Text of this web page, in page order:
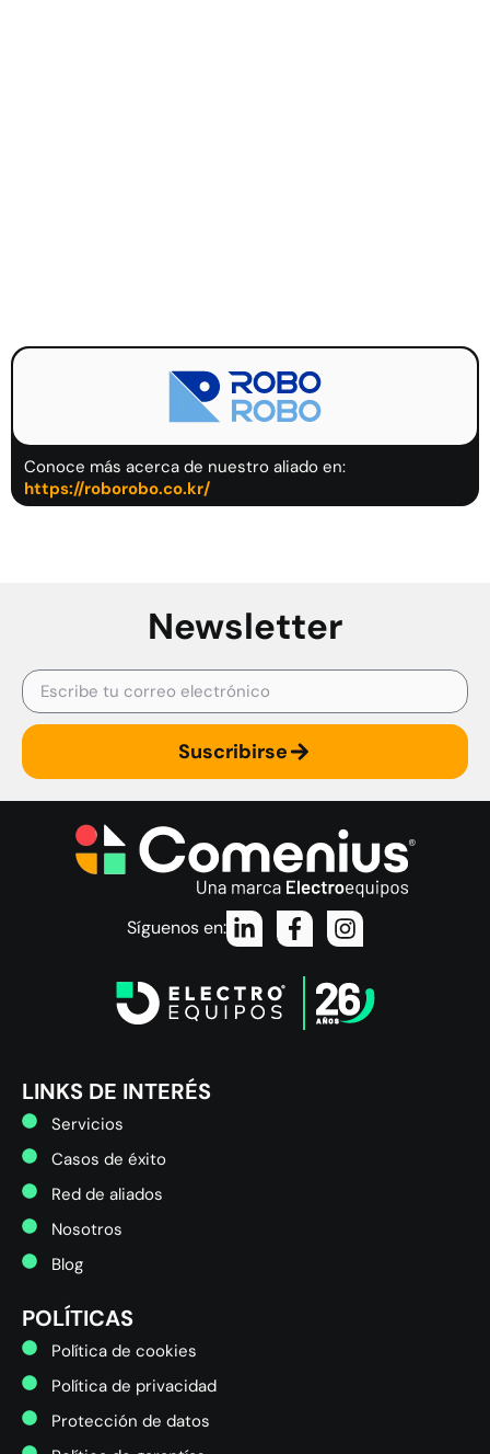
Conoce más acerca de nuestro aliado en:
https://roborobo.co.kr/
Newsletter
Suscribirse
Síguenos en:
LINKS DE INTERÉS
Servicios
Casos de éxito
Red de aliados
Nosotros
Blog
POLÍTICAS
Política de cookies
Política de privacidad
Protección de datos